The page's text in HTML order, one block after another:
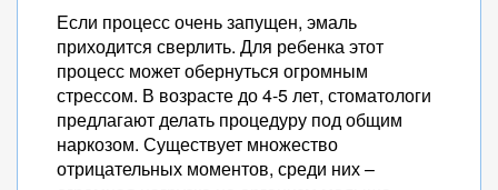
Если процесс очень запущен, эмаль
приходится сверлить. Для ребенка этот
процесс может обернуться огромным
стрессом. В возрасте до 4-5 лет, стоматологи
предлагают делать процедуру под общим
наркозом. Существует множество
отрицательных моментов, среди них –